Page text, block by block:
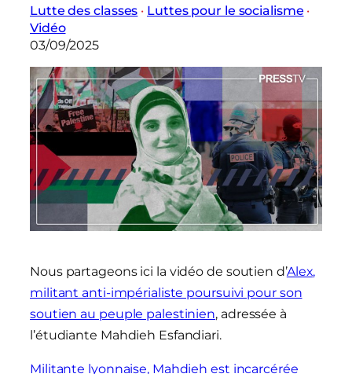
Lutte des classes · Luttes pour le socialisme
Vidéo
03/09/2025
Nous partageons ici la vidéo de soutien d’Alex,
militant anti-impérialiste poursuivi pour son
soutien au peuple palestinien, adressée à
l’étudiante Mahdieh Esfandiari.
Militante lyonnaise, Mahdieh est incarcérée